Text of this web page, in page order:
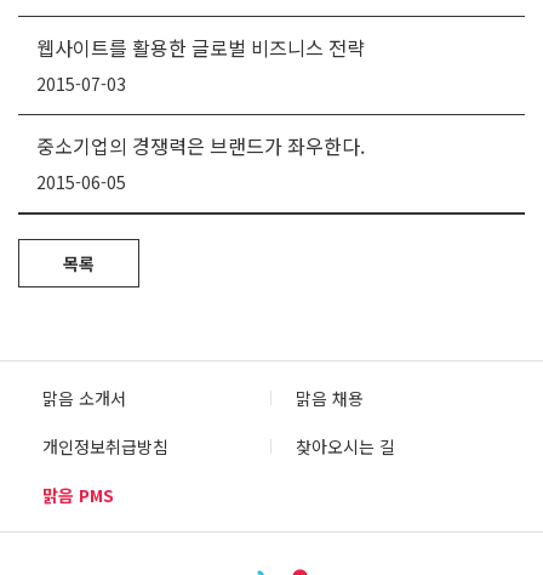
웹사이트를 활용한 글로벌 비즈니스 전략
2015-07-03
중소기업의 경쟁력은 브랜드가 좌우한다.
2015-06-05
목록
맑음 소개서
맑음 채용
개인정보취급방침
찾아오시는 길
맑음 PMS